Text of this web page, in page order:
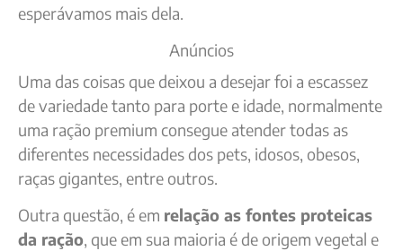
esperávamos mais dela.
Anúncios
Uma das coisas que deixou a desejar foi a escassez
de variedade tanto para porte e idade, normalmente
uma ração premium consegue atender todas as
diferentes necessidades dos pets, idosos, obesos,
raças gigantes, entre outros.
Outra questão, é em relação as fontes proteicas
da ração, que em sua maioria é de origem vegetal e